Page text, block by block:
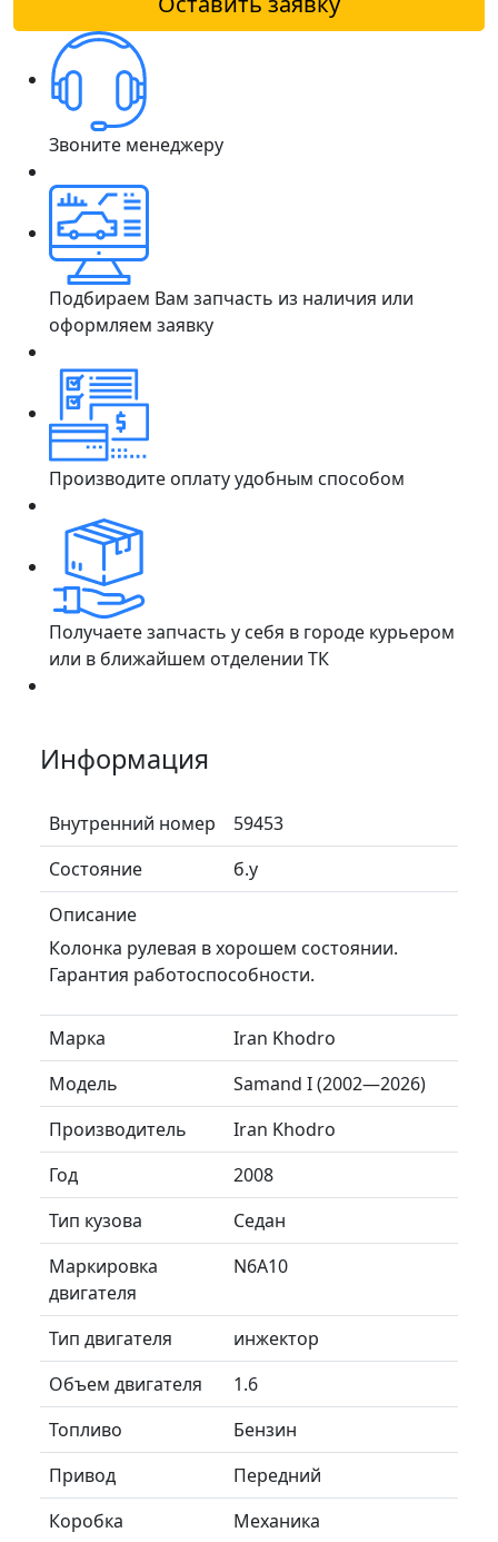
Звоните менеджеру
Подбираем Вам запчасть из наличия или
оформляем заявку
Производите оплату удобным способом
Получаете запчасть у себя в городе курьером
или в ближайшем отделении ТК
Информация
Внутренний номер
59453
Состояние
б.у
Описание
Колонка рулевая в хорошем состоянии.
Гарантия работоспособности.
Марка
Iran Khodro
Модель
Samand I (2002—2026)
Производитель
Iran Khodro
Год
2008
Тип кузова
Седан
Маркировка
двигателя
N6A10
Тип двигателя
инжектор
Объем двигателя
1.6
Топливо
Бензин
Привод
Передний
Коробка
Механика